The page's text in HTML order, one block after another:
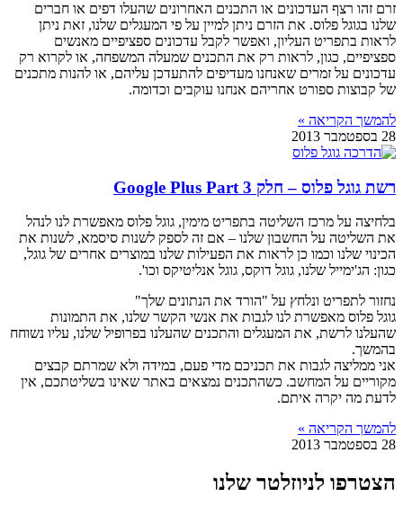
זרם זהו רצף העדכונים או התכנים האחרונים שהעלו דפים או חברים
שלנו בגוגל פלוס. את הזרם ניתן למיין על פי המעגלים שלנו, זאת ניתן
לראות בתפריט העליון, ואפשר לקבל עדכונים ספציפיים מאנשים
ספציפיים, כגון, לראות רק את התכנים שמעלה המשפחה, או לקרוא רק
עדכונים על זמרים שאנחנו מעדיפים להתעדכן עליהם, או להנות מתכנים
של קבוצות ספורט אחריהם אנחנו עוקבים וכדומה.
להמשך הקריאה »
28 בספטמבר 2013
רשת גוגל פלוס – חלק 3 Google Plus Part
בלחיצה על מרכז השליטה בתפריט מימין, גוגל פלוס מאפשרת לנו לנהל
את השליטה על החשבון שלנו – אם זה לספק לשנות סיסמא, לשנות את
הכינוי שלנו וכמו כן לראות את הפעילות שלנו במוצרים אחרים של גוגל,
כגון: הג'ימייל שלנו, גוגל דוקס, גוגל אנליטיקס וכו'.
נחזור לתפריט ונלחץ על "הורד את הנתונים שלך"
גוגל פלוס מאפשרת לנו לגבות את אנשי הקשר שלנו, את התמונות
שהעלנו לרשת, את המעגלים והתכנים שהעלנו בפרופיל שלנו, עליו נשוחח
בהמשך.
אני ממליצה לגבות את תכניכם מדי פעם, במידה ולא שמרתם קבצים
מקוריים על המחשב. כשהתכנים נמצאים באתר שאינו בשליטתכם, אין
לדעת מה יקרה איתם.
להמשך הקריאה »
28 בספטמבר 2013
הצטרפו לניוזלטר שלנו